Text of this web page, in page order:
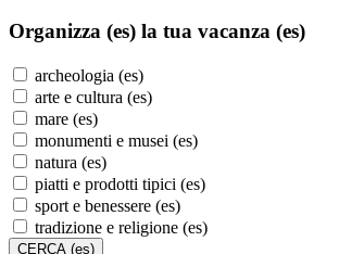
Organizza (es) la tua vacanza (es)
archeologia (es)
arte e cultura (es)
mare (es)
monumenti e musei (es)
natura (es)
piatti e prodotti tipici (es)
sport e benessere (es)
tradizione e religione (es)